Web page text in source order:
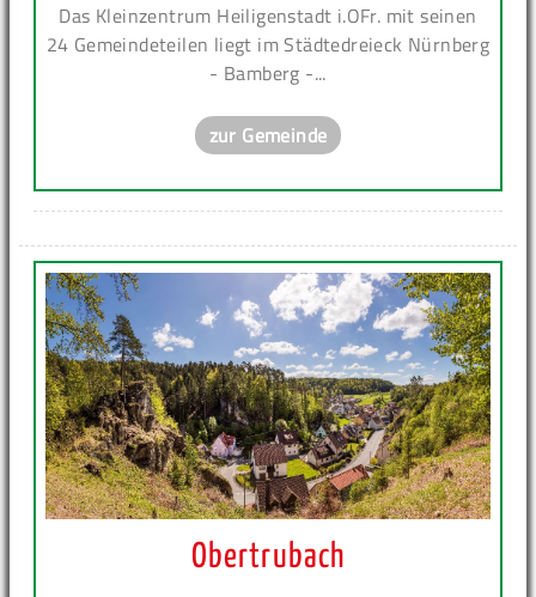
Das Kleinzentrum Heiligenstadt i.OFr. mit seinen
24 Gemeindeteilen liegt im Städtedreieck Nürnberg
- Bamberg -...
zur Gemeinde
Obertrubach